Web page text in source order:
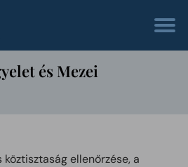
és Mezei
köztisztaság ellenőrzése, a